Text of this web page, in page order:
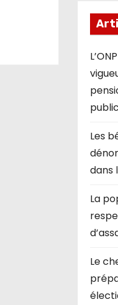
public
Les
dans
La
Le